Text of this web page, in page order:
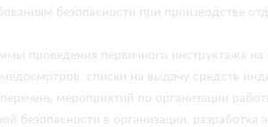
безопасности при производстве
проведения первичного инструктажа
списки на выдачу средств
мероприятий по организации
безопасности в организации, разработка